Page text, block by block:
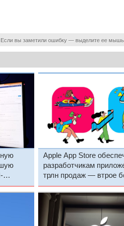
Если вы заметили ошибку — выделите ее
Apple App Store
разработчикам
трлн продаж — втрое
чем в 2019 году